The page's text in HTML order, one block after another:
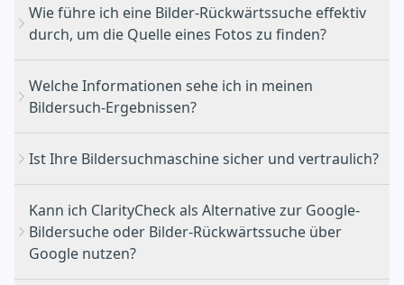
die ursprüngliche Quelle eines Fotos ermitteln und
sehen, wo es im öffentlichen Web erscheint
öffentliche Social-Media-Profile oder berufliche
Seiten finden, die mit einem bestimmten
Porträtfoto verknüpft sind
die Echtheit eines Profilbilds überprüfen, um sich
vor Catfishing und Online-Betrug zu schützen
visuell ähnliche Treffer entdecken oder höher
aufgelöste Versionen eines bestimmten Bildes
finden
Kündigungsportal
Wie führe ich eine Bilder-Rückwärtssuche effektiv
durch, um die Quelle eines Fotos zu finden?
Hochladen oder Einfügen: Ziehen Sie Ihre Bilddatei
(bis zu 10 MB) einfach per Drag & Drop oder laden
Sie ein Bild über die Suchleiste hoch.
Fingerabdruck-Analyse: Unser System durchsucht
öffentlich verfügbare Websites, Nachrichtenartikel
Welche Informationen sehe ich in meinen
Bildersuch-Ergebnissen?
Direkte Links zu öffentlichen Websites und Foren,
auf denen das Foto gehostet wird.
Ist Ihre Bildersuchmaschine sicher und vertraulich?
Kann ich ClarityCheck als Alternative zur Google-
Bildersuche oder Bilder-Rückwärtssuche über
Google nutzen?